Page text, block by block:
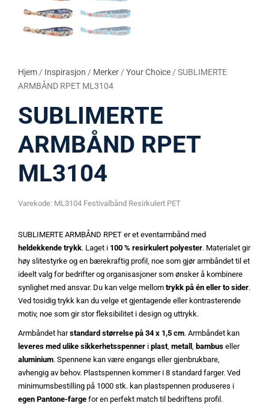
Hjem/ Inspirasjon / Merker/Your Choice/ SUBLIMERTE
ARMBÅND RPET ML3104
SUBLIMERTE
ARMBÅND RPET
ML3104
Varekode: ML3104 Festivalbånd Resirkulert PET
SUBLIMERTE ARMBÅND RPET er et eventarmbånd med
heldekkende trykk. Laget i 100 % resirkulert polyester. Materialet gir
høy slitestyrke og en bærekraftig profil, noe som gjør armbåndet til et
ideelt valg for bedrifter og organisasjoner som ønsker å kombinere
synlighet med ansvar. Du kan velge mellom trykk på én eller to sider.
Ved tosidig trykk kan du velge et gjentagende eller kontrasterende
motiv, noe som gir stor fleksibilitet i design og uttrykk.
Armbåndet harstandard størrelse på 34 x 1,5 cm. Armbåndet kan
leveres med ulike sikkerhetsspenner i plast, metall , bambus eller
aluminium. Spennene kan være engangs eller gjenbrukbare,
avhengig av behov. Plastspennen kommer i 8 standard farger. Ved
minimumsbestilling på 1000 stk. kan plastspennen produseres i
egen Pantone-farge for en perfekt match til bedriftens profil.